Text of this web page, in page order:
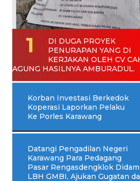
DI DUGA PROYEK
PENURAPAN YANG DI
KERJAKAN OLEH CV
AGUNG HASILNYA AMBURADUL.
Korban Investasi Berkedok
Koperasi Laporkan Pelaku
Ke Porles Karawang
Datangi Pengadilan Negeri
Karawang Para Pedagang
Pasar Rengasdengklok
LBH GMBI, Ajukan Gugatan